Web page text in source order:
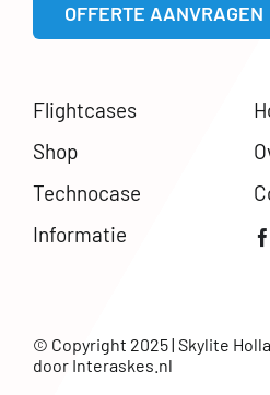
OFFERTE AANVRAGEN
Flightcases
Shop
Technocase
Informatie
© Copyright 2025 | Skylite
door Interaskes.nl